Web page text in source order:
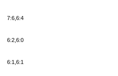
7:6,6:4
6:2,6:0
6:1,6:1